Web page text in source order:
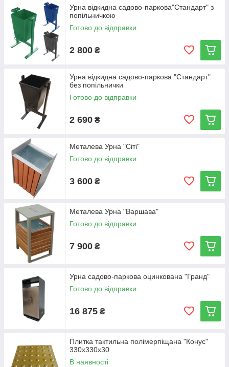
Урна відкидна садово-паркова"Стандарт" з
попільничкою
Готово до відправки
2 800 ₴
Урна відкидна садово-паркова "Стандарт"
без попільнички
Готово до відправки
2 690 ₴
Металева Урна "Сіті"
Готово до відправки
3 600 ₴
Металева Урна "Варшава"
Готово до відправки
7 900 ₴
Урна садово-паркова оцинкована "Гранд"
Готово до відправки
16 875 ₴
Плитка тактильна полімерпіщана "Конус"
330х330х30
В наявності